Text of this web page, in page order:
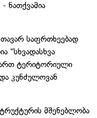
ნათქვამია
საფრთხეებად
"სხვადასხვა
ტერიტორიული
კუნძულოვან
მშენებლობა